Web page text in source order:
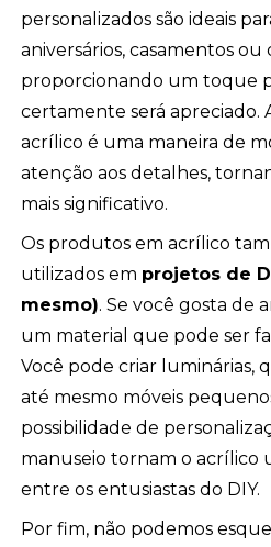
personalizados são ideais
aniversários, casamentos ou
proporcionando um toque
certamente será apreciado.
acrílico é uma maneira de
atenção aos detalhes,
mais significativo.
Os produtos em acrílico
utilizados em projetos de
mesmo). Se você gosta de
um material que pode ser
Você pode criar luminárias,
até mesmo móveis
possibilidade de
manuseio tornam o acrílico
entre os entusiastas do DIY.
Por fim, não podemos